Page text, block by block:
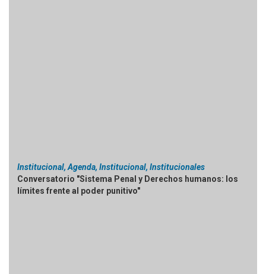
Institucional, Agenda, Institucional, Institucionales
Conversatorio "Sistema Penal y Derechos humanos: los
límites frente al poder punitivo"